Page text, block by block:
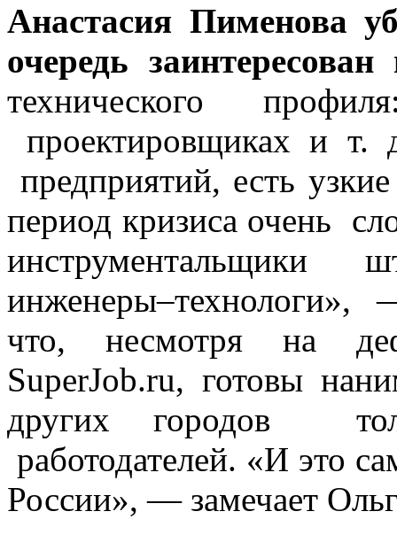
Анастасия Пименова
очередь
технического
проектировщиках и
предприятий, есть
период кризиса очень
инструментальщики
что, несмотря на
SuperJob.ru, готовы
других городов
работодателей. «И это
России», — замечает